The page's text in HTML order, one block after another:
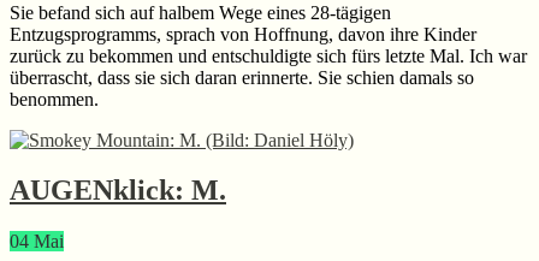
Sie befand sich auf halbem Wege eines 28-tägigen
Entzugsprogramms, sprach von Hoffnung, davon ihre Kinder
zurück zu bekommen und entschuldigte sich fürs letzte Mal. Ich war
überrascht, dass sie sich daran erinnerte. Sie schien damals so
benommen.
AUGENklick: M.
04 Mai